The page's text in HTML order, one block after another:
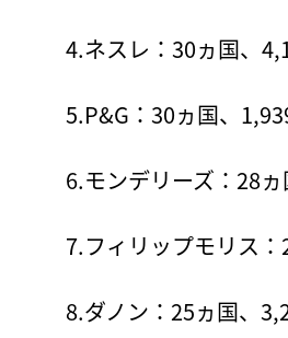
4.ネスレ：30ヵ国、
5.P&G：30ヵ国、
6.モンデリーズ：28
7.フィリップモリス
8.ダノン：25ヵ国、